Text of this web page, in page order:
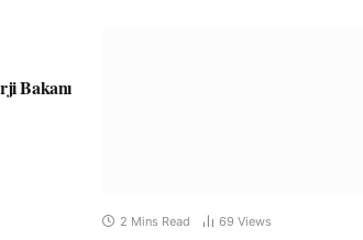
Bakanı
2 Mins Read 69Views